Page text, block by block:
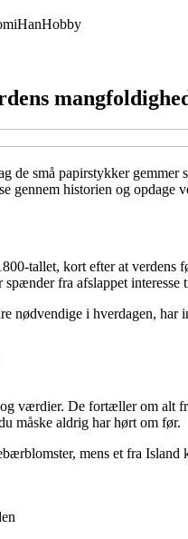
HanHobby
de små papirstykker
gennem historien og opdage
tallet, kort efter at verdens
fra afslappet interesse
nødvendige i hverdagen,
værdier. De fortæller om alt
måske aldrig har hørt om før.
mens et fra